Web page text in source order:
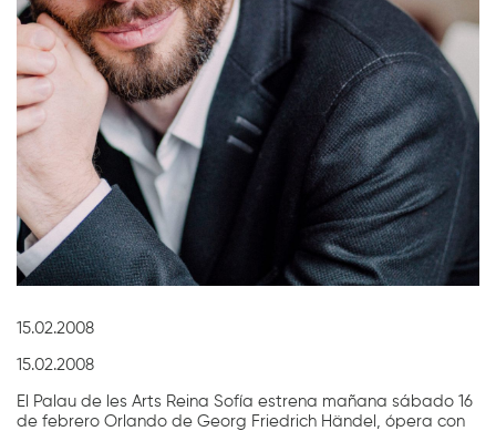
15.02.2008
15.02.2008
El Palau de les Arts Reina Sofía estrena mañana sábado 16
de febrero Orlando de Georg Friedrich Händel, ópera con